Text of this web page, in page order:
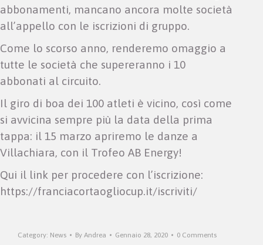
abbonamenti, mancano ancora molte società
all’appello con le iscrizioni di gruppo.
Come lo scorso anno, renderemo omaggio a
tutte le società che supereranno i 10
abbonati al circuito.
Il giro di boa dei 100 atleti è vicino, così come
si avvicina sempre più la data della prima
tappa: il 15 marzo apriremo le danze a
Villachiara, con il Trofeo AB Energy!
Qui il link per procedere con l’iscrizione:
https://franciacortaogliocup.it/iscriviti/
Category: News By Andrea Gennaio 28, 2020 0 Comments